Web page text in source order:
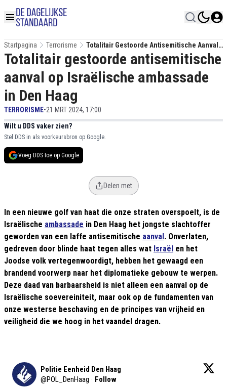
Startpagina Terrorisme
Totalitair Gestoorde Antisemitische Aanval
Op Israëlische Ambassade In Den Haag
Totalitair gestoorde antisemitische
aanval op Israëlische ambassade
in Den Haag
TERRORISME•21 MRT 2024, 17:00
Wilt u DDS vaker zien?
Stel DDS in als voorkeursbron op Google.
Voeg DDS toe op Google
Delen met
In een nieuwe golf van haat die onze straten overspoelt, is de
Israëlische ambassade in Den Haag het jongste slachtoffer
geworden van een laffe antisemitische aanval . Onverlaten,
gedreven door blinde haat tegen alles wat Israël en het
Joodse volk vertegenwoordigt, hebben het gewaagd een
brandend voorwerp naar het diplomatieke gebouw te werpen.
Deze daad van barbaarsheid is niet alleen een aanval op de
Israëlische soevereiniteit, maar ook op de fundamenten van
onze westerse beschaving en de principes van vrijheid en
veiligheid die we hoog in het vaandel dragen.
Politie Eenheid Den Haag
@POL_DenHaag · Follow